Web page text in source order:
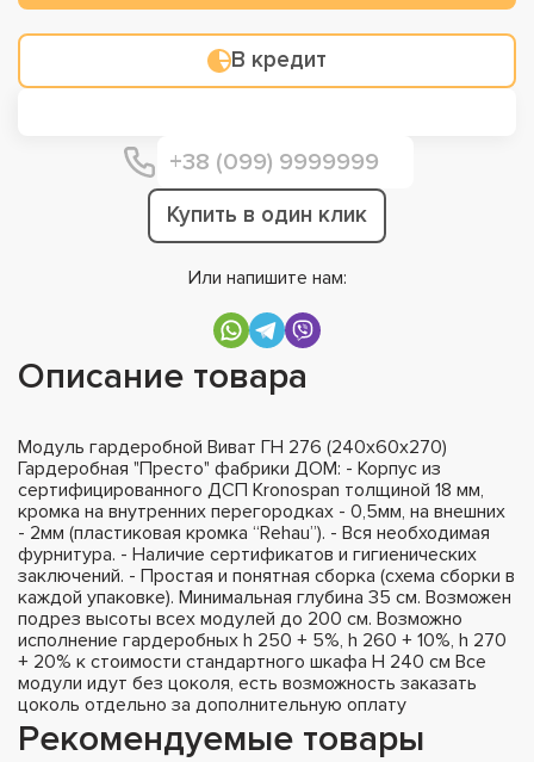
В кредит
Купить в один клик
Или напишите нам:
Описание товара
Модуль гардеробной Виват ГН 276 (240х60х270)
Гардеробная "Престо" фабрики ДОМ: - Корпус из
сертифицированного ДСП Kronospan толщиной 18 мм,
кромка на внутренних перегородках - 0,5мм, на внешних
- 2мм (пластиковая кромка “Rehau”). - Вся необходимая
фурнитура. - Наличие сертификатов и гигиенических
заключений. - Простая и понятная сборка (схема сборки в
каждой упаковке). Минимальная глубина 35 см. Возможен
подрез высоты всех модулей до 200 см. Возможно
исполнение гардеробных h 250 + 5%, h 260 + 10%, h 270
+ 20% к стоимости стандартного шкафа H 240 см Все
модули идут без цоколя, есть возможность заказать
цоколь отдельно за дополнительную оплату
Рекомендуемые товары